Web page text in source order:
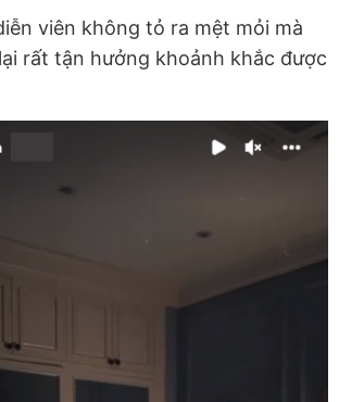
viên không tỏ ra mệt mỏi mà
rất tận hưởng khoảnh khắc được